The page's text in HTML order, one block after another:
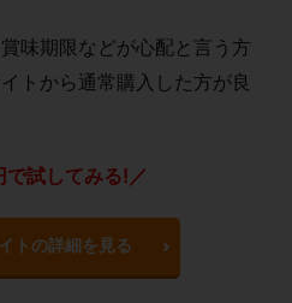
味期限などが心配と言う方
トから通常購入した方が良
で試してみる!／
トの詳細を見る